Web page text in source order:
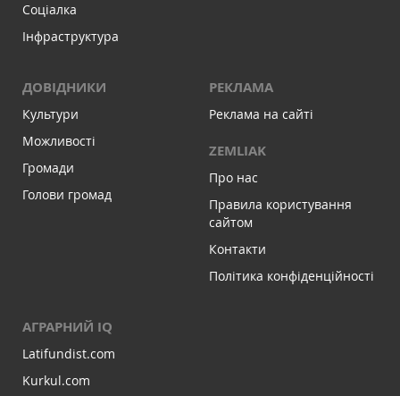
Соціалка
Інфраструктура
ДОВІДНИКИ
Культури
Можливості
Громади
Голови громад
РЕКЛАМА
Реклама на сайті
ZEMLIAK
Про нас
Правила користування
сайтом
Контакти
Політика конфіденційності
АГРАРНИЙ IQ
Latifundist.com
Kurkul.com